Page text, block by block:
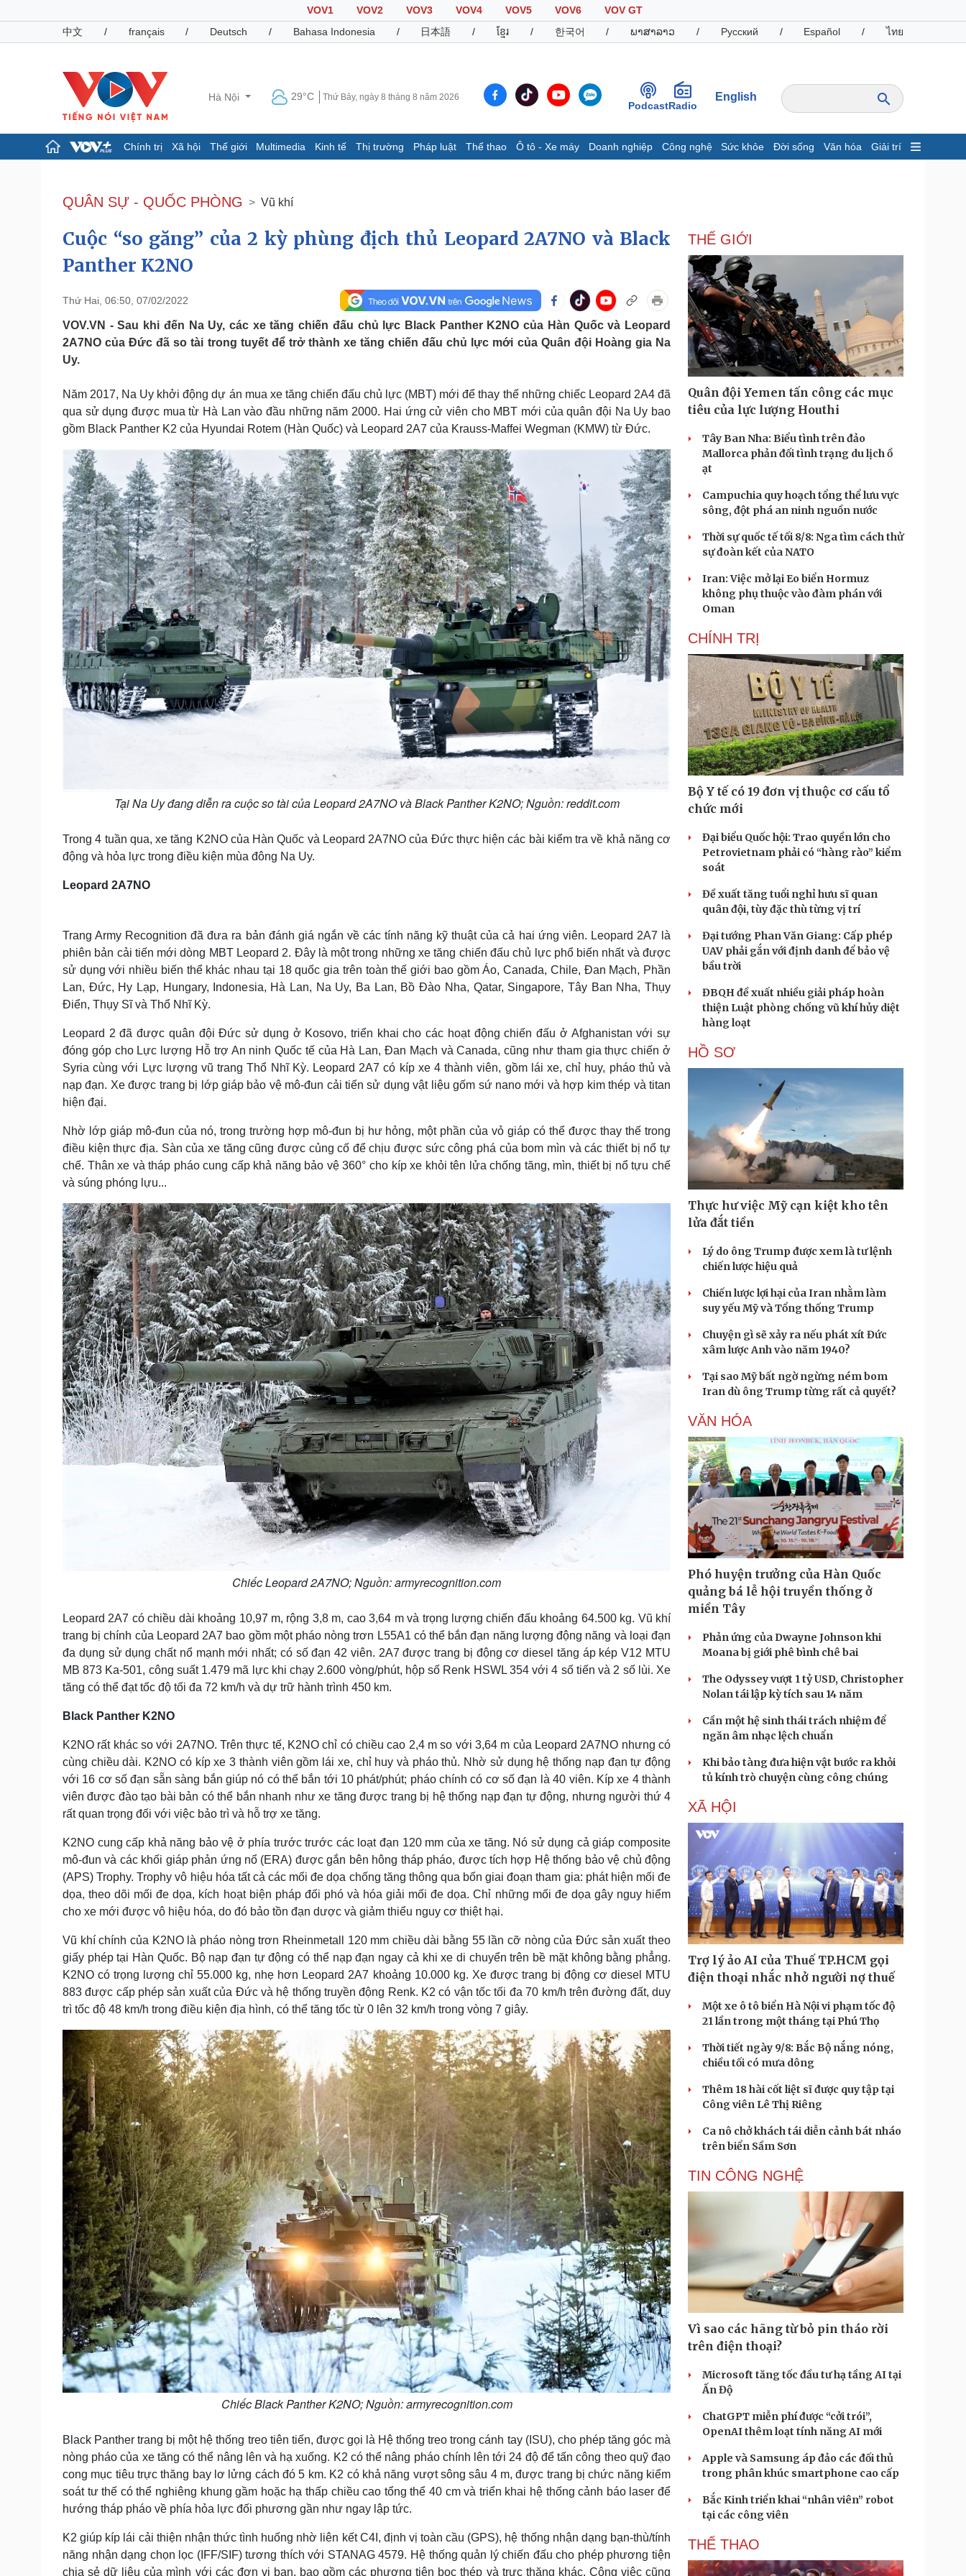
VOV1 VOV2 VOV3 VOV4 VOV5 VOV6
VOV GT
中文
/ français / Deutsch / Bahasa Indonesia / 日本語 / ខ្មែរ / 한국어 / ພາສາລາວ / Русский / Español / ไทย
Hà Nội 29°C Thứ Bảy, ngày 8 tháng 8 năm 2026
PodcastRadio
English
Chính trị Xã hội Thế giới Multimedia Kinh tế Thị trường Pháp luật Thể thao Ô tô - Xe máy Doanh nghiệp Công nghệ Sức khỏe Đời sống Văn hóa Giải trí
Đảng
Tổ chức nhân sự
Nhận diện sự thật
Tin 24h
Dự báo thời tiết
Dấu ấn VOV
Infographic
Giá cà phê
Pháp luật
Tin nóng
Tư vấn luật
Việt Nam
Phân tích
Thể thao
Bóng đá
Lịch thi đấu bóng đá
Thế giới thể thao
Ô tô - Xe máy
Ô tô
Xe máy
Tư vấn
Doanh nghiệp
Thông tin doanh nghiệp
Doanh nghiệp 24h
Doanh nhân
Vì cộng đồng
Công nghệ
Sành điệu
Tin Công nghệ
Trải nghiệm
Chuyển đổi số
Sức khỏe
Dinh dưỡng - món ngon
Cây thuốc
Sản phụ khoa
Nhi khoa
Nam khoa
Làm đẹp - giảm cân
Phòng mạch online
Ăn sạch sống khỏe
Đời sống
Nhà đẹp
Blog
Tình yêu - Gia đình
Văn hóa
Sân khấu - Điện ảnh
Văn học
Âm nhạc
Di sản
Giải trí
Nghệ sĩ
Thời trang
Sao Việt
Du lịch
Tư vấn
Săn Tour
check-in
Podcast
Câu chuyện thời sự
Đọc truyện đêm khuya
Cửa sổ tình yêu
Cải chính
QUÂN SỰ - QUỐC PHÒNG Vũ khí
Cuộc “so găng” của 2 kỳ phùng địch thủ Leopard 2A7NO và Black
Panther K2NO
Thứ Hai, 06:50, 07/02/2022
VOV.VN - Sau khi đến Na Uy, các xe tăng chiến đấu chủ lực Black Panther K2NO của Hàn Quốc và Leopard
2A7NO của Đức đã so tài trong tuyết để trở thành xe tăng chiến đấu chủ lực mới của Quân đội Hoàng gia Na
Uy.
Năm 2017, Na Uy khởi động dự án mua xe tăng chiến đấu chủ lực (MBT) mới để thay thế những chiếc Leopard 2A4 đã
qua sử dụng được mua từ Hà Lan vào đầu những năm 2000. Hai ứng cử viên cho MBT mới của quân đội Na Uy bao
gồm Black Panther K2 của Hyundai Rotem (Hàn Quốc) và Leopard 2A7 của Krauss-Maffei Wegman (KMW) từ Đức.
Tại Na Uy đang diễn ra cuộc so tài của Leopard 2A7NO và Black Panther K2NO; Nguồn: reddit.com
Trong 4 tuần qua, xe tăng K2NO của Hàn Quốc và Leopard 2A7NO của Đức thực hiện các bài kiểm tra về khả năng cơ
động và hỏa lực trong điều kiện mùa đông Na Uy.
Leopard 2A7NO
Trang Army Recognition đã đưa ra bản đánh giá ngắn về các tính năng kỹ thuật của cả hai ứng viên. Leopard 2A7 là
phiên bản cải tiến mới dòng MBT Leopard 2. Đây là một trong những xe tăng chiến đấu chủ lực phổ biến nhất và được
sử dụng với nhiều biến thể khác nhau tại 18 quốc gia trên toàn thế giới bao gồm Áo, Canada, Chile, Đan Mạch, Phần
Lan, Đức, Hy Lạp, Hungary, Indonesia, Hà Lan, Na Uy, Ba Lan, Bồ Đào Nha, Qatar, Singapore, Tây Ban Nha, Thụy
Điển, Thụy Sĩ và Thổ Nhĩ Kỳ.
Leopard 2 đã được quân đội Đức sử dụng ở Kosovo, triển khai cho các hoạt động chiến đấu ở Afghanistan với sự
đóng góp cho Lực lượng Hỗ trợ An ninh Quốc tế của Hà Lan, Đan Mạch và Canada, cũng như tham gia thực chiến ở
Syria cùng với Lực lượng vũ trang Thổ Nhĩ Kỳ. Leopard 2A7 có kíp xe 4 thành viên, gồm lái xe, chỉ huy, pháo thủ và
nạp đạn. Xe được trang bị lớp giáp bảo vệ mô-đun cải tiến sử dụng vật liệu gốm sứ nano mới và hợp kim thép và titan
hiện đại.
Nhờ lớp giáp mô-đun của nó, trong trường hợp mô-đun bị hư hỏng, một phần của vỏ giáp có thể được thay thế trong
điều kiện thực địa. Sàn của xe tăng cũng được củng cố để chịu được sức công phá của bom mìn và các thiết bị nổ tự
chế. Thân xe và tháp pháo cung cấp khả năng bảo vệ 360° cho kíp xe khỏi tên lửa chống tăng, mìn, thiết bị nổ tựu chế
và súng phóng lựu...
Chiếc Leopard 2A7NO; Nguồn: armyrecognition.com
Leopard 2A7 có chiều dài khoảng 10,97 m, rộng 3,8 m, cao 3,64 m và trọng lượng chiến đấu khoảng 64.500 kg. Vũ khí
trang bị chính của Leopard 2A7 bao gồm một pháo nòng trơn L55A1 có thể bắn đạn năng lượng động năng và loại đạn
đa dụng sử dụng chất nổ mạnh mới nhất; có số đạn 42 viên. 2A7 được trang bị động cơ diesel tăng áp kép V12 MTU
MB 873 Ka-501, công suất 1.479 mã lực khi chạy 2.600 vòng/phút, hộp số Renk HSWL 354 với 4 số tiến và 2 số lùi. Xe
tăng có thể đạt tốc độ tối đa 72 km/h và dự trữ hành trình 450 km.
Black Panther K2NO
K2NO rất khác so với 2A7NO. Trên thực tế, K2NO chỉ có chiều cao 2,4 m so với 3,64 m của Leopard 2A7NO nhưng có
cùng chiều dài. K2NO có kíp xe 3 thành viên gồm lái xe, chỉ huy và pháo thủ. Nhờ sử dụng hệ thống nạp đạn tự động
với 16 cơ số đạn sẵn sàng bắn giúp nó có thể bắn tới 10 phát/phút; pháo chính có cơ số đạn là 40 viên. Kíp xe 4 thành
viên được đào tạo bài bản có thể bắn nhanh như xe tăng được trang bị hệ thống nạp đạn tự động, nhưng người thứ 4
rất quan trọng đối với việc bảo trì và hỗ trợ xe tăng.
K2NO cung cấp khả năng bảo vệ ở phía trước trước các loạt đạn 120 mm của xe tăng. Nó sử dụng cả giáp composite
mô-đun và các khối giáp phản ứng nổ (ERA) được gắn bên hông tháp pháo, được tích hợp Hệ thống bảo vệ chủ động
(APS) Trophy. Trophy vô hiệu hóa tất cả các mối đe dọa chống tăng thông qua bốn giai đoạn tham gia: phát hiện mối đe
dọa, theo dõi mối đe dọa, kích hoạt biện pháp đối phó và hóa giải mối đe dọa. Chỉ những mối đe dọa gây nguy hiểm
cho xe mới được vô hiệu hóa, do đó bảo tồn đạn dược và giảm thiểu nguy cơ thiệt hại.
Vũ khí chính của K2NO là pháo nòng trơn Rheinmetall 120 mm chiều dài bằng 55 lần cỡ nòng của Đức sản xuất theo
giấy phép tại Hàn Quốc. Bộ nạp đạn tự động có thể nạp đạn ngay cả khi xe di chuyển trên bề mặt không bằng phẳng.
K2NO có trọng lượng chỉ 55.000 kg, nhẹ hơn Leopard 2A7 khoảng 10.000 kg. Xe được trang bị động cơ diesel MTU
883 được cấp phép sản xuất của Đức và hệ thống truyền động Renk. K2 có vận tốc tối đa 70 km/h trên đường đất, duy
trì tốc độ 48 km/h trong điều kiện địa hình, có thể tăng tốc từ 0 lên 32 km/h trong vòng 7 giây.
Chiếc Black Panther K2NO; Nguồn: armyrecognition.com
Black Panther trang bị một hệ thống treo tiên tiến, được gọi là Hệ thống treo trong cánh tay (ISU), cho phép tăng góc mà
nòng pháo của xe tăng có thể nâng lên và hạ xuống. K2 có thể nâng pháo chính lên tới 24 độ để tấn công theo quỹ đạo
cong mục tiêu trực thăng bay lơ lửng cách đó 5 km. K2 có khả năng vượt sông sâu 4 m, được trang bị chức năng kiểm
soát tư thế có thể nghiêng khung gầm hoặc hạ thấp chiều cao tổng thể 40 cm và triển khai hệ thống cảnh báo laser để
hướng tháp pháo về phía hỏa lực đối phương gần như ngay lập tức.
K2 giúp kíp lái cải thiện nhận thức tình huống nhờ liên kết C4I, định vị toàn cầu (GPS), hệ thống nhận dạng bạn-thù/tính
năng nhận dạng chọn lọc (IFF/SIF) tương thích với STANAG 4579. Hệ thống quản lý chiến đấu cho phép phương tiện
chia sẻ dữ liệu của mình với các đơn vị bạn, bao gồm các phương tiện bọc thép và trực thăng khác. Công việc cũng
THẾ GIỚI
Quân đội Yemen tấn công các mục
tiêu của lực lượng Houthi
Tây Ban Nha: Biểu tình trên đảo
Mallorca phản đối tình trạng du lịch ồ
ạt
Campuchia quy hoạch tổng thể lưu vực
sông, đột phá an ninh nguồn nước
Thời sự quốc tế tối 8/8: Nga tìm cách thử
sự đoàn kết của NATO
Iran: Việc mở lại Eo biển Hormuz
không phụ thuộc vào đàm phán với
Oman
CHÍNH TRỊ
Bộ Y tế có 19 đơn vị thuộc cơ cấu tổ
chức mới
Đại biểu Quốc hội: Trao quyền lớn cho
Petrovietnam phải có “hàng rào” kiểm
soát
Đề xuất tăng tuổi nghỉ hưu sĩ quan
quân đội, tùy đặc thù từng vị trí
Đại tướng Phan Văn Giang: Cấp phép
UAV phải gắn với định danh để bảo vệ
bầu trời
ĐBQH đề xuất nhiều giải pháp hoàn
thiện Luật phòng chống vũ khí hủy diệt
hàng loạt
HỒ SƠ
Thực hư việc Mỹ cạn kiệt kho tên
lửa đắt tiền
Lý do ông Trump được xem là tư lệnh
chiến lược hiệu quả
Chiến lược lợi hại của Iran nhằm làm
suy yếu Mỹ và Tổng thống Trump
Chuyện gì sẽ xảy ra nếu phát xít Đức
xâm lược Anh vào năm 1940?
Tại sao Mỹ bất ngờ ngừng ném bom
Iran dù ông Trump từng rất cả quyết?
VĂN HÓA
Phó huyện trưởng của Hàn Quốc
quảng bá lễ hội truyền thống ở
miền Tây
Phản ứng của Dwayne Johnson khi
Moana bị giới phê bình chê bai
The Odyssey vượt 1 tỷ USD, Christopher
Nolan tái lập kỳ tích sau 14 năm
Cần một hệ sinh thái trách nhiệm để
ngăn âm nhạc lệch chuẩn
Khi bảo tàng đưa hiện vật bước ra khỏi
tủ kính trò chuyện cùng công chúng
XÃ HỘI
Trợ lý ảo AI của Thuế TP.HCM gọi
điện thoại nhắc nhở người nợ thuế
Một xe ô tô biển Hà Nội vi phạm tốc độ
21 lần trong một tháng tại Phú Thọ
Thời tiết ngày 9/8: Bắc Bộ nắng nóng,
chiều tối có mưa dông
Thêm 18 hài cốt liệt sĩ được quy tập tại
Công viên Lê Thị Riêng
Ca nô chở khách tái diễn cảnh bát nháo
trên biển Sầm Sơn
TIN CÔNG NGHỆ
Vì sao các hãng từ bỏ pin tháo rời
trên điện thoại?
Microsoft tăng tốc đầu tư hạ tầng AI tại
Ấn Độ
ChatGPT miễn phí được “cởi trói”,
OpenAI thêm loạt tính năng AI mới
Apple và Samsung áp đảo các đối thủ
trong phân khúc smartphone cao cấp
Bắc Kinh triển khai “nhân viên” robot
tại các công viên
THỂ THAO